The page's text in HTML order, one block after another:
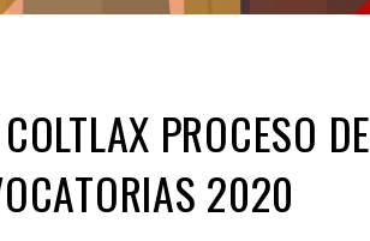
PROCESO DE
2020